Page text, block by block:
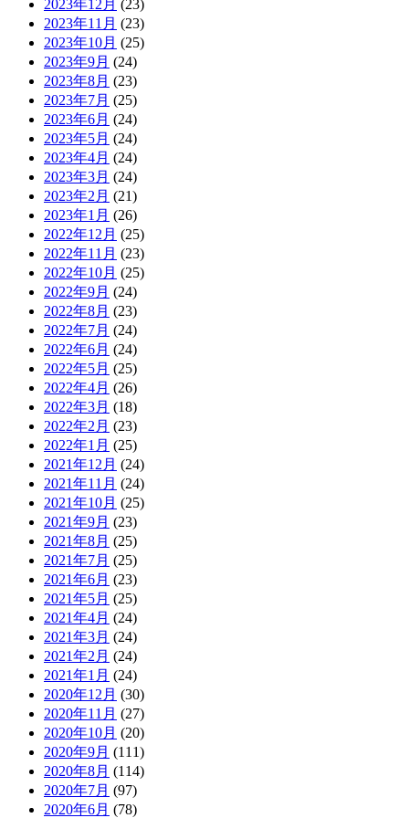
2023年12月 (23)
2023年11月 (23)
2023年10月 (25)
2023年9月 (24)
2023年8月 (23)
2023年7月 (25)
2023年6月 (24)
2023年5月 (24)
2023年4月 (24)
2023年3月 (24)
2023年2月 (21)
2023年1月 (26)
2022年12月 (25)
2022年11月 (23)
2022年10月 (25)
2022年9月 (24)
2022年8月 (23)
2022年7月 (24)
2022年6月 (24)
2022年5月 (25)
2022年4月 (26)
2022年3月 (18)
2022年2月 (23)
2022年1月 (25)
2021年12月 (24)
2021年11月 (24)
2021年10月 (25)
2021年9月 (23)
2021年8月 (25)
2021年7月 (25)
2021年6月 (23)
2021年5月 (25)
2021年4月 (24)
2021年3月 (24)
2021年2月 (24)
2021年1月 (24)
2020年12月 (30)
2020年11月 (27)
2020年10月 (20)
2020年9月 (111)
2020年8月 (114)
2020年7月 (97)
2020年6月 (78)